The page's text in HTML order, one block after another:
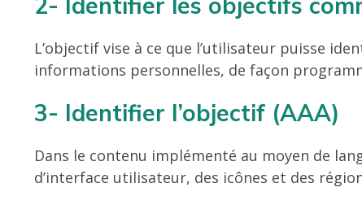
L’objectif vise à ce que l’utilisateur puisse
informations personnelles, de façon
3- Identifier l’objectif (AAA)
Dans le contenu implémenté au moyen de
d’interface utilisateur, des icônes et des